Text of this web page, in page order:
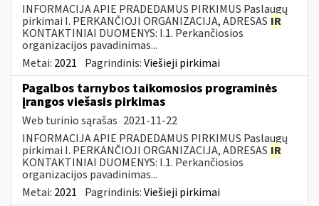
INFORMACIJA APIE PRADEDAMUS PIRKIMUS Paslaugų
pirkimai I. PERKANČIOJI ORGANIZACIJA, ADRESAS IR
KONTAKTINIAI DUOMENYS: I.1. Perkančiosios
organizacijos pavadinimas...
Metai: 2021 Pagrindinis:Viešieji pirkimai
Pagalbos tarnybos taikomosios programinės
įrangos viešasis pirkimas
Web turinio sąrašas 2021-11-22
INFORMACIJA APIE PRADEDAMUS PIRKIMUS Paslaugų
pirkimai I. PERKANČIOJI ORGANIZACIJA, ADRESAS IR
KONTAKTINIAI DUOMENYS: I.1. Perkančiosios
organizacijos pavadinimas...
Metai: 2021 Pagrindinis:Viešieji pirkimai